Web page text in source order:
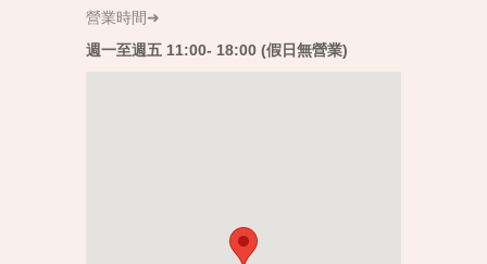
營業時間➜
週一至週五 11:00- 18:00 (假日無營業)